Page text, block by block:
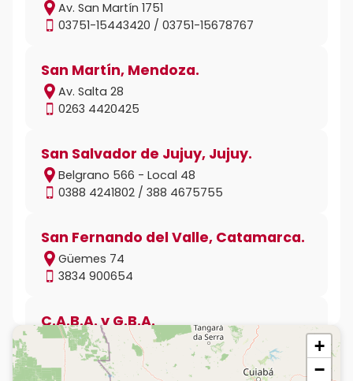
Av. San Martín 1751
03751-15443420 / 03751-15678767
San Martín, Mendoza.
Av. Salta 28
0263 4420425
San Salvador de Jujuy, Jujuy.
Belgrano 566 - Local 48
0388 4241802 / 388 4675755
San Fernando del Valle, Catamarca.
Güemes 74
3834 900654
C.A.B.A. y G.B.A.
Terminal Retiro
11 64867787
+
−